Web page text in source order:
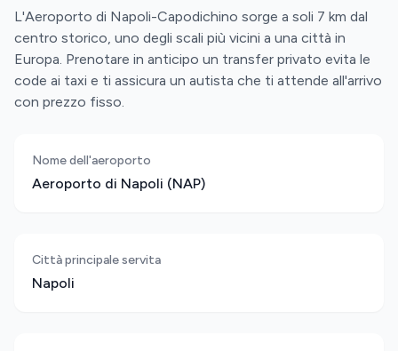
L'Aeroporto di Napoli-Capodichino sorge a soli 7 km dal
centro storico, uno degli scali più vicini a una città in
Europa. Prenotare in anticipo un transfer privato evita le
code ai taxi e ti assicura un autista che ti attende all'arrivo
con prezzo fisso.
Nome dell'aeroporto
Aeroporto di Napoli (NAP)
Città principale servita
Napoli